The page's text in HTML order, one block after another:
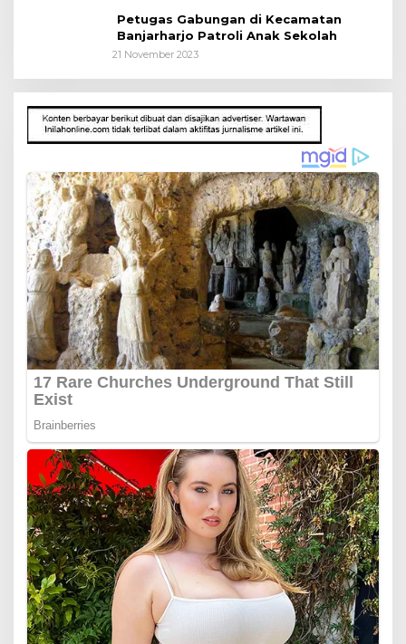
Petugas Gabungan di Kecamatan
Banjarharjo Patroli Anak Sekolah
21 November 2023